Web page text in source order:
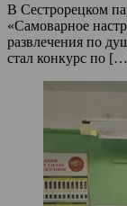
В Сестрорецком
«Самоварное
развлечения по
стал конкурс по